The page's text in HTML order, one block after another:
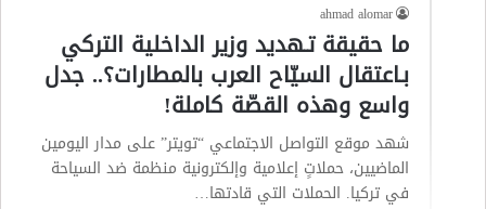
ahmad alomar
ما حقيقة تـهديد وزير الداخلية التركي
بـاعتقال السيّاح العرب بالمطارات؟.. جدل
واسع وهذه القصّة كاملة!
شهد موقع التواصل الاجتماعي “تويتر” على مدار اليومين
الماضيين، حملاتٍ إعلامية وإلكترونية منظمة ضد السياحة
في تركيا. الحملات التي قادتها…